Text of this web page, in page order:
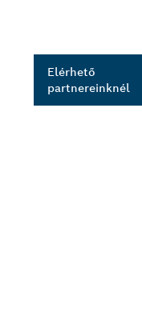
Elérhető
partnereinknél